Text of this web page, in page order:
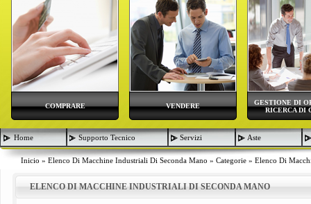
GESTIONE DI
RICERCA DI
VENDERE
COMPRARE
Home Supporto Tecnico Servizi Aste
Inicio » Elenco Di Macchine Industriali Di Seconda Mano » Categorie » Elenco Di
ELENCO DI MACCHINE INDUSTRIALI DI SECONDA MANO